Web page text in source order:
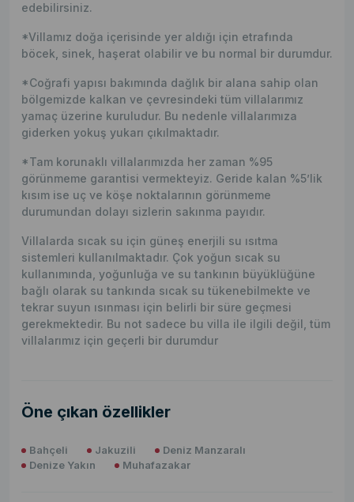
edebilirsiniz.
*Villamız doğa içerisinde yer aldığı için etrafında
böcek, sinek, haşerat olabilir ve bu normal bir durumdur.
*Coğrafi yapısı bakımında dağlık bir alana sahip olan
bölgemizde kalkan ve çevresindeki tüm villalarımız
yamaç üzerine kuruludur. Bu nedenle villalarımıza
giderken yokuş yukarı çıkılmaktadır.
*Tam korunaklı villalarımızda her zaman %95
görünmeme garantisi vermekteyiz. Geride kalan %5’lik
kısım ise uç ve köşe noktalarının görünmeme
durumundan dolayı sizlerin sakınma payıdır.
Villalarda sıcak su için güneş enerjili su ısıtma
sistemleri kullanılmaktadır. Çok yoğun sıcak su
kullanımında, yoğunluğa ve su tankının büyüklüğüne
bağlı olarak su tankında sıcak su tükenebilmekte ve
tekrar suyun ısınması için belirli bir süre geçmesi
gerekmektedir. Bu not sadece bu villa ile ilgili değil, tüm
villalarımız için geçerli bir durumdur
Öne çıkan özellikler
Bahçeli Jakuzili
Deniz Manzaralı
Denize Yakın
Muhafazakar